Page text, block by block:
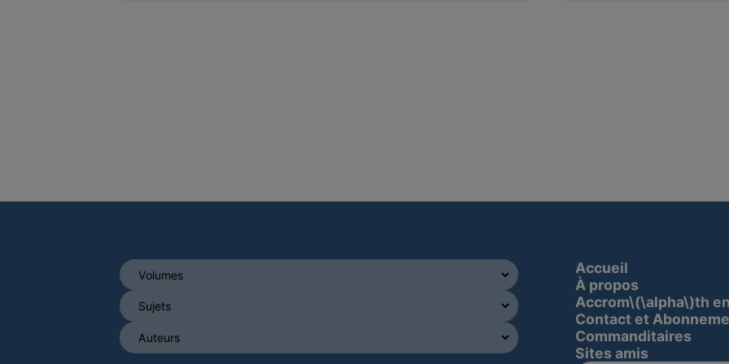
Accueil
À propos
Accrom\(\alpha\)th
Contact et
Commanditaires
Sites amis